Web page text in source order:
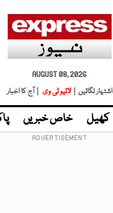
AUGUST 08, 2026
اشتہار لگائیں |
لائیو ٹی وی | آج کا اخبار
کھیل خاص خبریں